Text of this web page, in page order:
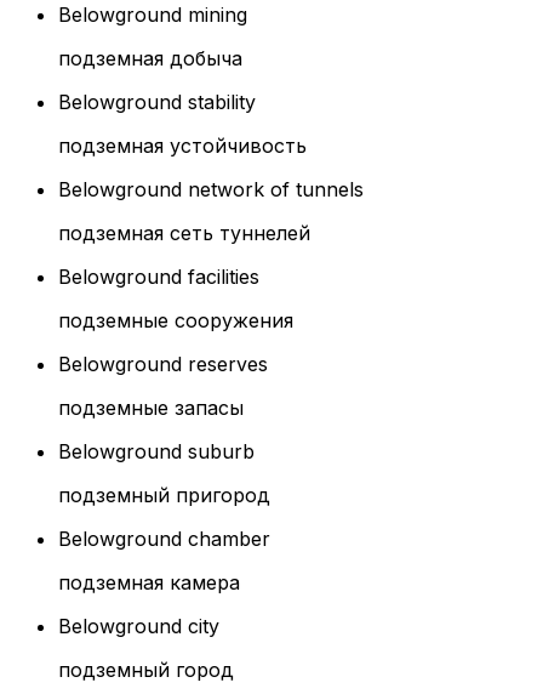
Belowground mining
подземная добыча
Belowground stability
подземная устойчивость
Belowground network of tunnels
подземная сеть туннелей
Belowground facilities
подземные сооружения
Belowground reserves
подземные запасы
Belowground suburb
подземный пригород
Belowground chamber
подземная камера
Belowground city
подземный город